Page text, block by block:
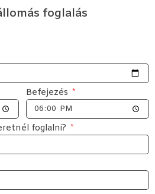
foglalás
Befejezés
foglalni?